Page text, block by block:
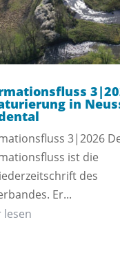
in
3|2026
ist die
des
Er...
lesen